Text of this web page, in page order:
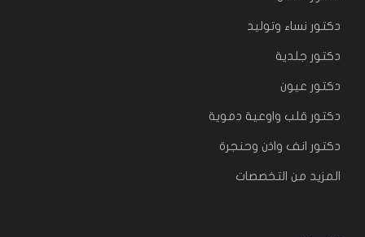
دكتور نساء وتوليد
دكتور جلدية
دكتور عيون
دكتور قلب واوعية دموية
دكتور انف واذن وحنجرة
المزيد من التخصصات